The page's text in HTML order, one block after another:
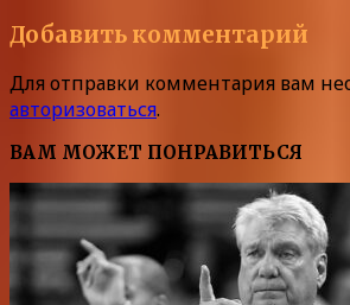
Добавить комментарий
Для отправки комментария вам
авторизоваться.
ВАМ МОЖЕТ ПОНРАВИТЬСЯ